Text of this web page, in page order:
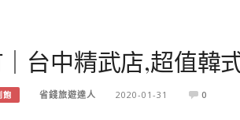
台中精武店,超值韓
飽 省錢旅遊達人 2020-01-31 0